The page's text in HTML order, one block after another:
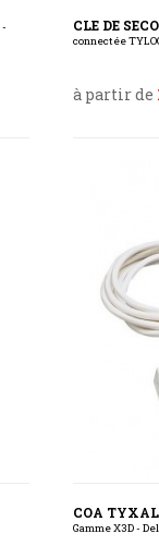
CLE DE
connectée
à partir de
COA
Gamme X3D -